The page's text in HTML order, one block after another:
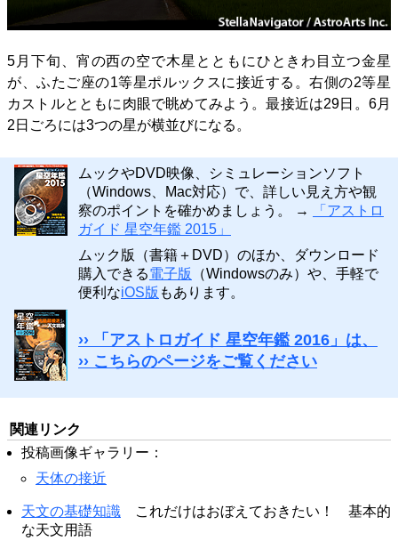
5月下旬、宵の西の空で木星とともにひときわ目立つ金星
が、ふたご座の1等星ポルックスに接近する。右側の2等星
カストルとともに肉眼で眺めてみよう。最接近は29日。6月
2日ごろには3つの星が横並びになる。
ムックやDVD映像、シミュレーションソフト
（Windows、Mac対応）で、詳しい見え方や観
察のポイントを確かめましょう。 →
「アストロ
ガイド 星空年鑑 2015」
ムック版（書籍＋DVD）のほか、ダウンロード
購入できる電子版
（Windowsのみ）や、手軽で
便利なiOS版 もあります。
›› 「アストロガイド 星空年鑑 2016」は、
›› こちらのページをご覧ください
関連リンク
投稿画像ギャラリー：
天体の接近
天文の基礎知識 これだけはおぼえておきたい！ 基本的
な天文用語